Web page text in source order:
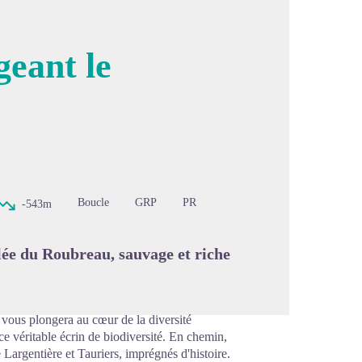
le
-543m Boucle GRP PR
du Roubreau, sauvage et riche
plongera au cœur de la diversité
véritable écrin de biodiversité. En chemin,
et Tauriers, imprégnés d'histoire.